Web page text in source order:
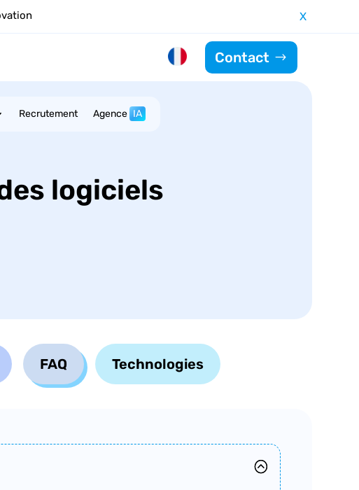
X
Contact
Recrutement Agence IA
logiciels
FAQ Technologies